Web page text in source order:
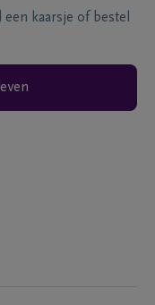
kaarsje of bestel